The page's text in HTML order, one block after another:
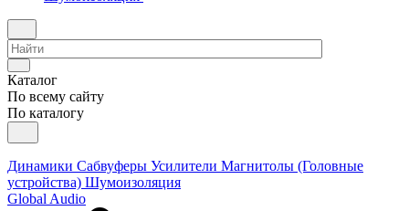
Каталог
По всему сайту
По каталогу
Динамики Сабвуферы Усилители Магнитолы (Головные
устройства) Шумоизоляция
Global Audio